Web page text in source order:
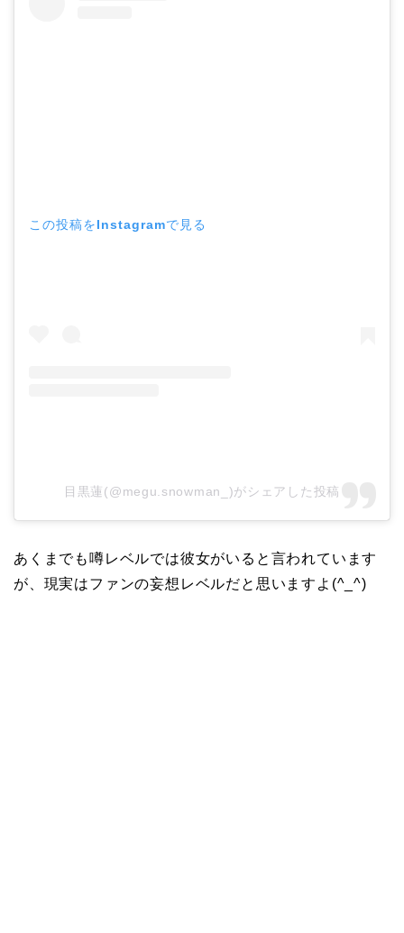
この投稿をInstagramで見る
目黒蓮(@megu.snowman_)がシェアした投稿
あくまでも噂レベルでは彼女がいると言われています
が、現実はファンの妄想レベルだと思いますよ(^_^)